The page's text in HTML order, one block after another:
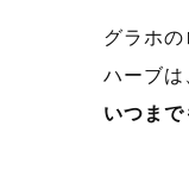
グラホ
ハーブは
いつまで